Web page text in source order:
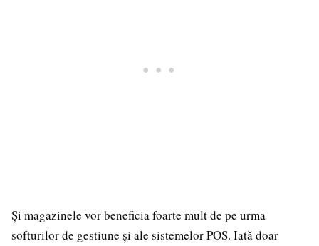
Și magazinele vor beneficia foarte mult de pe urma
softurilor de gestiune și ale sistemelor POS. Iată doar